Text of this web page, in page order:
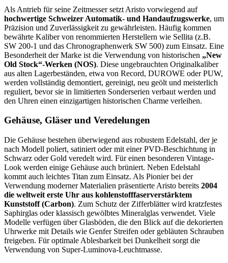
Als Antrieb für seine Zeitmesser setzt Aristo vorwiegend auf
hochwertige Schweizer Automatik- und Handaufzugswerke, um
Präzision und Zuverlässigkeit zu gewährleisten. Häufig kommen
bewährte Kaliber von renommierten Herstellern wie Sellita (z.B.
SW 200-1 und das Chronographenwerk SW 500) zum Einsatz. Eine
Besonderheit der Marke ist die Verwendung von historischen „New
Old Stock“-Werken (NOS). Diese ungebrauchten Originalkaliber
aus alten Lagerbeständen, etwa von Record, DUROWE oder PUW,
werden vollständig demontiert, gereinigt, neu geölt und meisterlich
reguliert, bevor sie in limitierten Sonderserien verbaut werden und
den Uhren einen einzigartigen historischen Charme verleihen.
Gehäuse, Gläser und Veredelungen
Die Gehäuse bestehen überwiegend aus robustem Edelstahl, der je
nach Modell poliert, satiniert oder mit einer PVD-Beschichtung in
Schwarz oder Gold veredelt wird. Für einen besonderen Vintage-
Look werden einige Gehäuse auch brüniert. Neben Edelstahl
kommt auch leichtes Titan zum Einsatz. Als Pionier bei der
Verwendung moderner Materialien präsentierte Aristo bereits 2004
die weltweit erste Uhr aus kohlenstofffaserverstärktem
Kunststoff (Carbon). Zum Schutz der Zifferblätter wird kratzfestes
Saphirglas oder klassisch gewölbtes Mineralglas verwendet. Viele
Modelle verfügen über Glasböden, die den Blick auf die dekorierten
Uhrwerke mit Details wie Genfer Streifen oder gebläuten Schrauben
freigeben. Für optimale Ablesbarkeit bei Dunkelheit sorgt die
Verwendung von Super-Luminova-Leuchtmasse.